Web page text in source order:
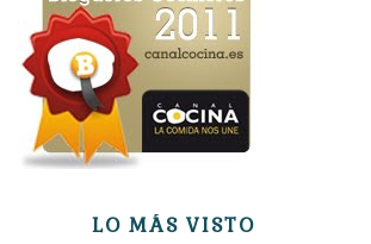
LO MÁS VISTO